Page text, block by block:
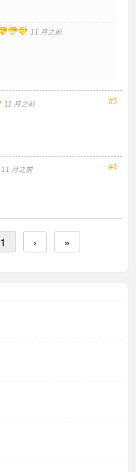
11 月之前
#3
11 月之前
#4
11 月之前
1 › »